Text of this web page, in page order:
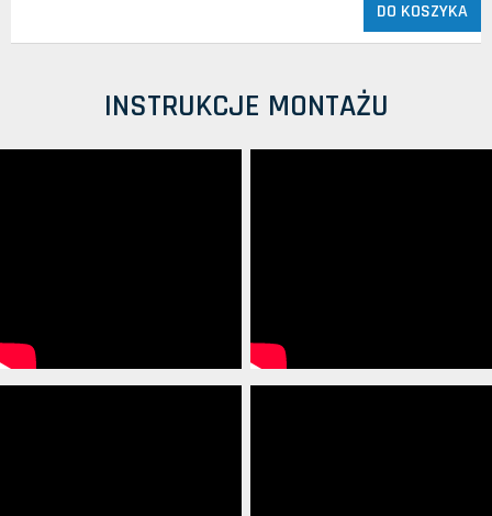
DO KOSZYKA
INSTRUKCJE MONTAŻU